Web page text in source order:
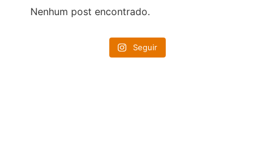
Nenhum post encontrado.
Seguir